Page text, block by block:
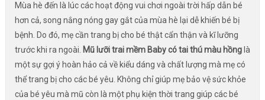
Mùa hè đến là lúc các hoạt động vui chơi ngoài trời hấp dẫn bé
hơn cả, song nắng nóng gay gắt của mùa hè lại dễ khiến bé bị
bệnh. Do đó, mẹ cần trang bị cho bé thật cẩn thận và kĩ lưỡng
trước khi ra ngoài. Mũ lưỡi trai mềm Baby có tai thú màu hồnglà
một sự gợi ý hoàn hảo cả về kiểu dáng và chất lượng mà mẹ có
thể trang bị cho các bé yêu. Không chỉ giúp mẹ bảo vệ sức khỏe
của bé yêu mà mũ còn là một phụ kiện thời trang giúp các bé